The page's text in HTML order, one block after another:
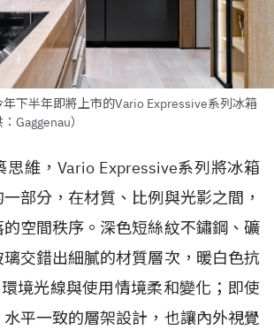
下半年即將上市的Vario Expressive系列冰箱
Gaggenau）
思維，Vario Expressive系列將冰箱
部分，在材質、比例與光影之間，
空間秩序。深色短絲紋不鏽鋼、礦
交錯出細膩的材質層次，暖白色抗
境光線與使用情境柔和變化；即使
平一致的層架設計，也讓內外視覺